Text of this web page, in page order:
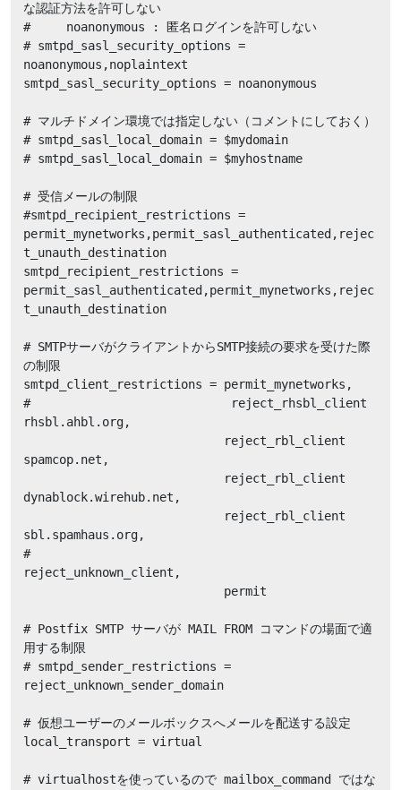
な認証方法を許可しない
#     noanonymous : 匿名ログインを許可しない
# smtpd_sasl_security_options =
noanonymous,noplaintext
smtpd_sasl_security_options = noanonymous
# マルチドメイン環境では指定しない（コメントにしておく）
# smtpd_sasl_local_domain = $mydomain
# smtpd_sasl_local_domain = $myhostname
# 受信メールの制限
#smtpd_recipient_restrictions =
permit_mynetworks,permit_sasl_authenticated,rejec
t_unauth_destination
smtpd_recipient_restrictions =
permit_sasl_authenticated,permit_mynetworks,rejec
t_unauth_destination
# SMTPサーバがクライアントからSMTP接続の要求を受けた際
の制限
smtpd_client_restrictions = permit_mynetworks,
#                            reject_rhsbl_client
rhsbl.ahbl.org,
spamcop.net,
dynablock.wirehub.net,
sbl.spamhaus.org,
#
reject_unknown_client,
# Postfix SMTP サーバが MAIL FROM コマンドの場面で適
用する制限
# smtpd_sender_restrictions =
reject_unknown_sender_domain
# 仮想ユーザーのメールボックスへメールを配送する設定
local_transport = virtual
# virtualhostを使っているので mailbox_command ではな